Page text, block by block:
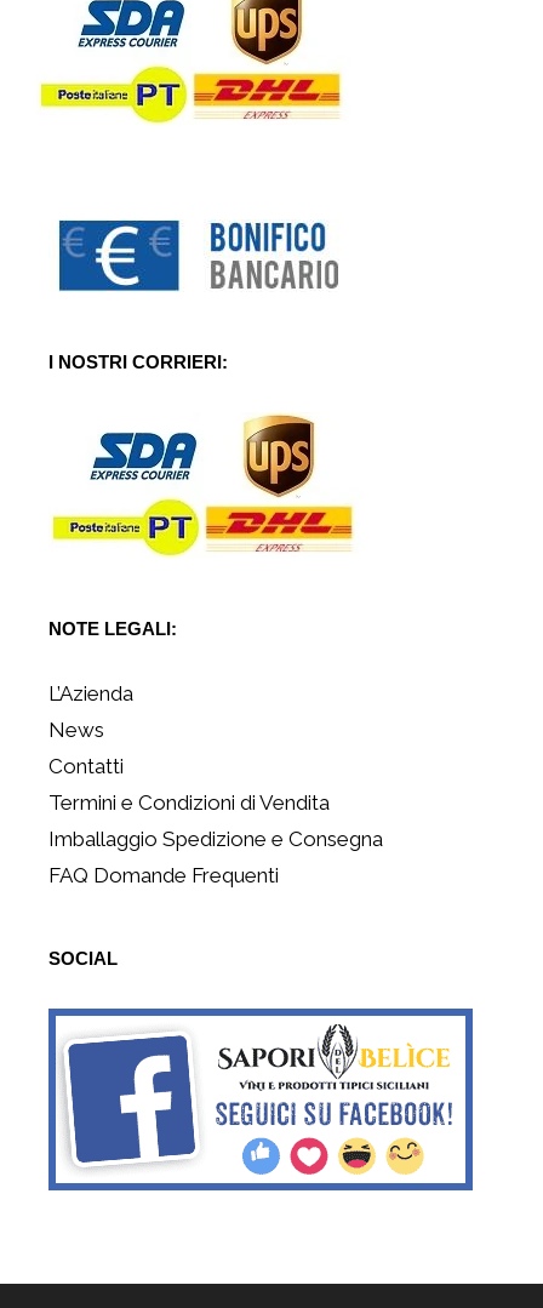
I NOSTRI CORRIERI:
NOTE LEGALI:
L’Azienda
News
Contatti
Termini e Condizioni di Vendita
Imballaggio Spedizione e Consegna
FAQ Domande Frequenti
SOCIAL